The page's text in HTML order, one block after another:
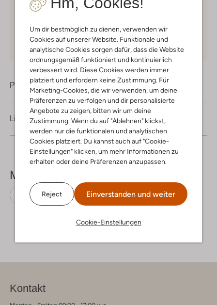
Um dir bestmöglich zu dienen, verwenden wir
Cookies auf unserer Website. Funktionale und
analytische Cookies sorgen dafür, dass die Website
ordnungsgemäß funktioniert und kontinuierlich
verbessert wird. Diese Cookies werden immer
platziert und erfordern keine Zustimmung. Für
Marketing-Cookies, die wir verwenden, um deine
Präferenzen zu verfolgen und dir personalisierte
Angebote zu zeigen, bitten wir um deine
Zustimmung. Wenn du auf "Ablehnen" klickst,
werden nur die funktionalen und analytischen
Cookies platziert. Du kannst auch auf "Cookie-
Einstellungen" klicken, um mehr Informationen zu
erhalten oder deine Präferenzen anzupassen.
Reject Einverstanden und weiter
Cookie-Einstellungen
Kostenloser Versandab € 75 für Club-Omoda
Kauf auf Rechnung 30 TagenRückgaberecht
Produktinformation
Lieferung & Rückgabe
Mehr sehen
Business Schuhe Giorgio Wildleder
Kontakt